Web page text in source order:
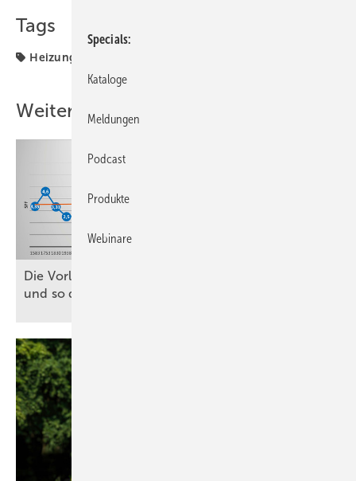
Tags
Heizung
Weitere Inhalte
D ie Vorlauftemperatur bedarfsgeführt regeln
und so die Effizienz
Specials
Kataloge
Meldungen
Podcast
Produkte
Webinare